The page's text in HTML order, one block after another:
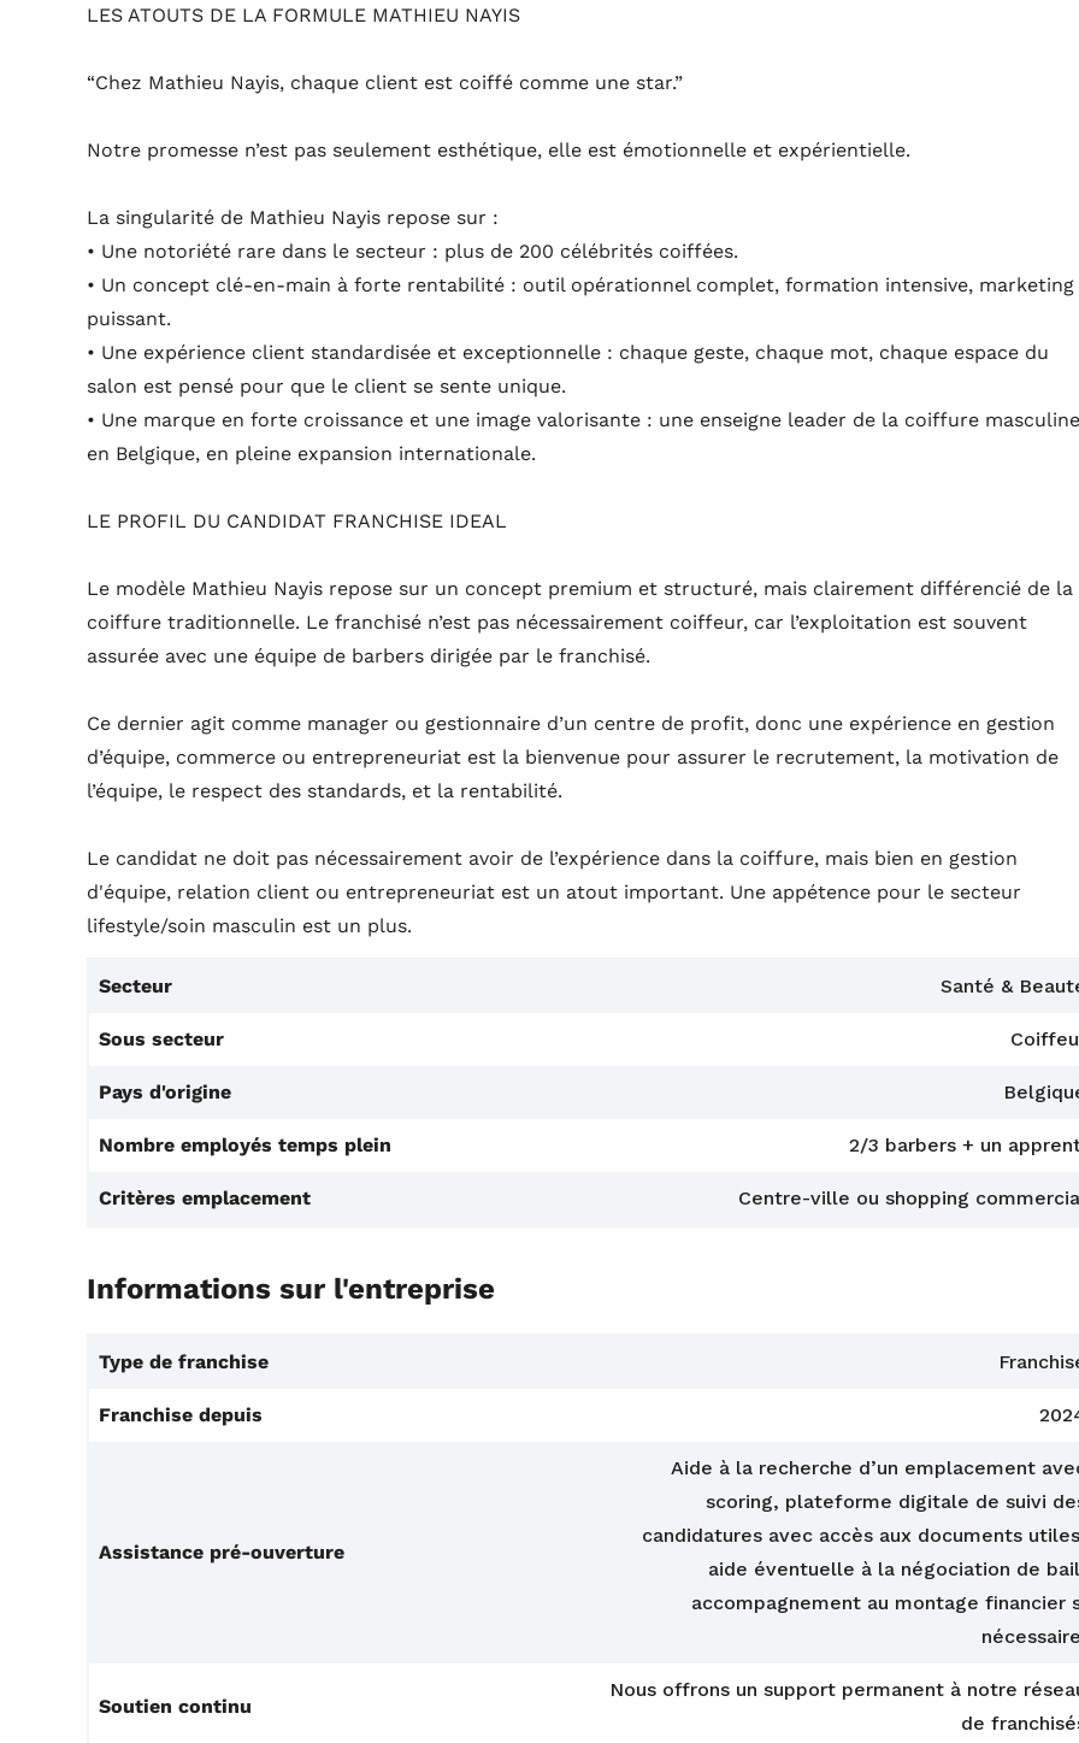
LES ATOUTS DE LA FORMULE MATHIEU NAYIS
“Chez Mathieu Nayis, chaque client est coiffé comme une star.”
Notre promesse n’est pas seulement esthétique, elle est émotionnelle et expérientielle.
La singularité de Mathieu Nayis repose sur :
• Une notoriété rare dans le secteur : plus de 200 célébrités coiffées.
• Un concept clé-en-main à forte rentabilité : outil opérationnel complet, formation intensive, marketing
puissant.
• Une expérience client standardisée et exceptionnelle : chaque geste, chaque mot, chaque espace du
salon est pensé pour que le client se sente unique.
• Une marque en forte croissance et une image valorisante : une enseigne leader de la coiffure masculine
en Belgique, en pleine expansion internationale.
LE PROFIL DU CANDIDAT FRANCHISE IDEAL
Le modèle Mathieu Nayis repose sur un concept premium et structuré, mais clairement différencié de la
coiffure traditionnelle. Le franchisé n’est pas nécessairement coiffeur, car l’exploitation est souvent
assurée avec une équipe de barbers dirigée par le franchisé.
Ce dernier agit comme manager ou gestionnaire d’un centre de profit, donc une expérience en gestion
d’équipe, commerce ou entrepreneuriat est la bienvenue pour assurer le recrutement, la motivation de
l’équipe, le respect des standards, et la rentabilité.
Le candidat ne doit pas nécessairement avoir de l’expérience dans la coiffure, mais bien en gestion
d'équipe, relation client ou entrepreneuriat est un atout important. Une appétence pour le secteur
lifestyle/soin masculin est un plus.
Secteur Santé &
Sous secteur
Pays d'origine
Nombre employés temps plein 2/3 barbers + un
Critères emplacement Centre-ville ou shopping
Informations sur l'entreprise
Type de franchise
Franchise depuis
Assistance pré-ouverture
Aide à la recherche d’un emplacement
scoring, plateforme digitale de suivi
candidatures avec accès aux documents
aide éventuelle à la négociation de
accompagnement au montage financier
Soutien continu
Nous offrons un support permanent à notre
de